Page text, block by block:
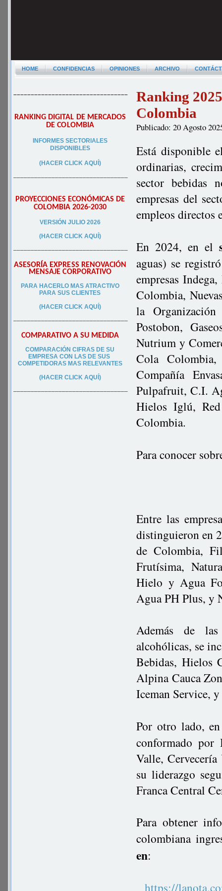
HOME CONFIDENCIAS OPINIONES ARCHIVO
–––––––––––––––––––––––––––––––––
RANKING DIGITAL DE MERCADOS
DE COLOMBIA
INFORMES SECTORIALES
DISPONIBLES
(HACER CLICK AQUÍ)
–––––––––––––––––––––––––––––––––
PROYECCIONES ECONÓMICAS DE
COLOMBIA 2026-2030
VERSIÓN JULIO 2026
(HACER CLICK AQUÍ)
–––––––––––––––––––––––––––––––––
ASESORÍA EXPRESS RENOVACIÓN
MENSAJE CORPORATIVO
PARA HACERLO MAS ATRACTIVO
PARA SUS CLIENTES
(HACER CLICK AQUÍ)
–––––––––––––––––––––––––––––––––
COMPARATIVO A SU MEDIDA
COMPARACIÓN CIFRAS DE SU
EMPRESA CON LAS DE SUS
COMPETIDORAS MAS RELEVANTES
(HACER CLICK AQUÍ)
–––––––––––––––––––––––––––––––––
Ranking
Colombia
Publicado: 20 Agosto
Está disponible
ordinarias,
sector bebidas
empresas del
empleos directos
En 2024, en el
aguas) se
empresas
Colombia,
la
Postobon,
Nutrium y
Cola
Compañía
Pulpafruit, C.I.
Hielos Iglú,
Colombia.
Para conocer
Entre las
distinguieron en
de Colombia,
Frutísima,
Hielo y Agua
Agua PH Plus,
Además de
alcohólicas, se
Bebidas, Hielos
Alpina Cauca
Iceman Service,
Por otro lado,
conformado por
Valle,
su liderazgo
Franca Central
Para obtener
colombiana
en:
https://